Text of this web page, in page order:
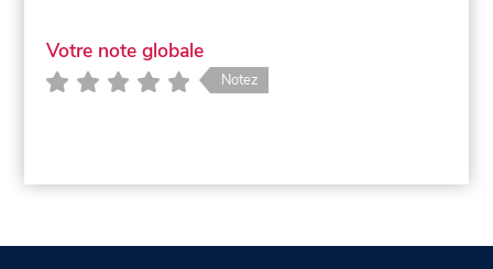
Votre note globale
Notez